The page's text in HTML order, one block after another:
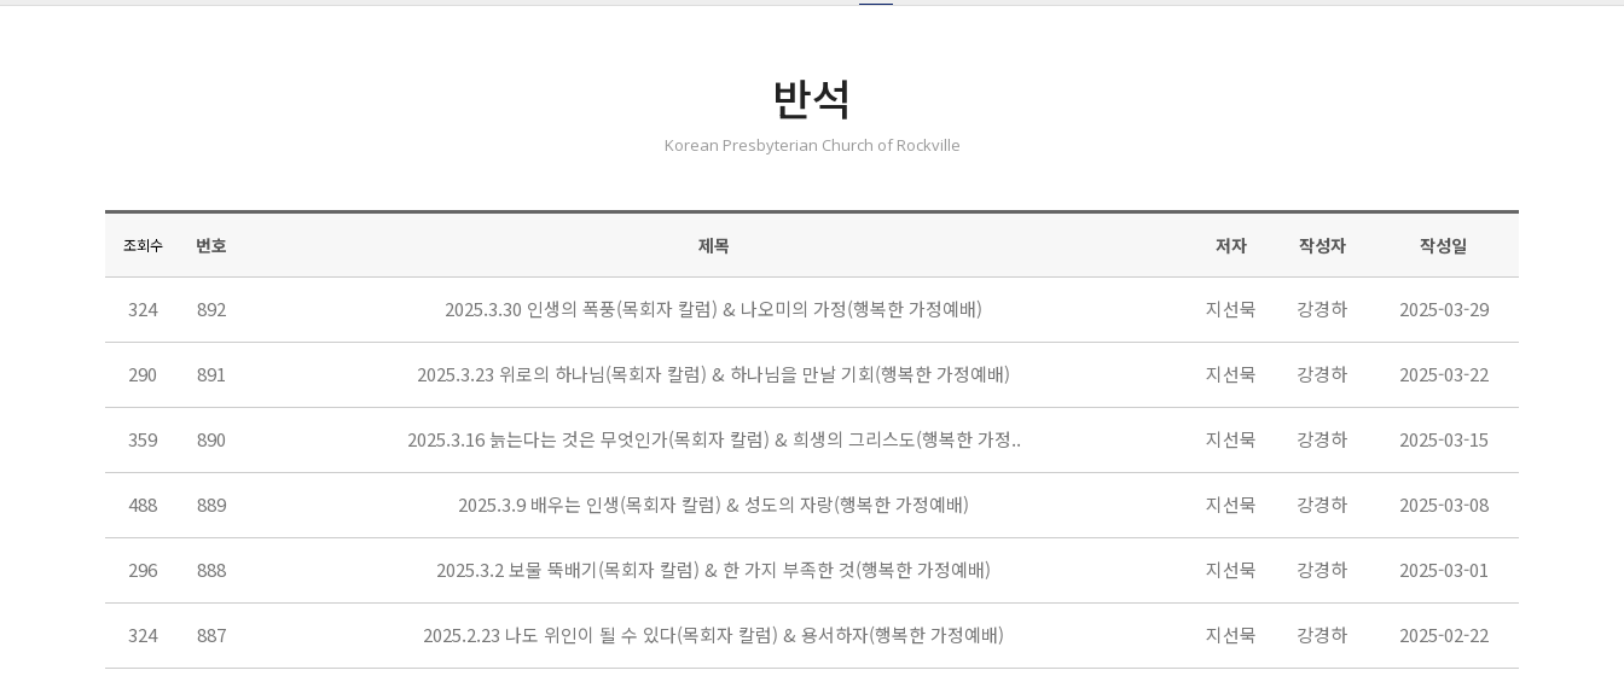
반석
Korean Presbyterian Church of Rockville
조회수 번호 제목 저자 작성자 작성일
324 892 2025.3.30 인생의 폭풍(목회자 칼럼) & 나오미의 가정(행복한 가정예배) 지선묵 강경하 2025-03-29
290 891 2025.3.23 위로의 하나님(목회자 칼럼) & 하나님을 만날 기회(행복한 가정예배) 지선묵 강경하 2025-03-22
359 890 2025.3.16 늙는다는 것은 무엇인가(목회자 칼럼) & 희생의 그리스도(행복한 가정.. 지선묵 강경하 2025-03-15
488 889 2025.3.9 배우는 인생(목회자 칼럼) & 성도의 자랑(행복한 가정예배) 지선묵 강경하 2025-03-08
296 888 2025.3.2 보물 뚝배기(목회자 칼럼) & 한 가지 부족한 것(행복한 가정예배) 지선묵 강경하 2025-03-01
324 887 2025.2.23 나도 위인이 될 수 있다(목회자 칼럼) & 용서하자(행복한 가정예배) 지선묵 강경하 2025-02-22